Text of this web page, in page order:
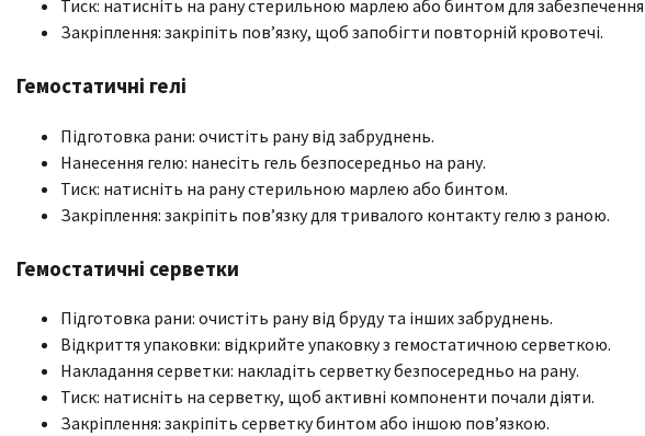
Тиск: натисніть на рану стерильною марлею або бинтом для
Закріплення: закріпіть пов’язку, щоб запобігти повторній кровотечі.
Гемостатичні гелі
Підготовка рани: очистіть рану від забруднень.
Нанесення гелю: нанесіть гель безпосередньо на рану.
Тиск: натисніть на рану стерильною марлею або бинтом.
Закріплення: закріпіть пов’язку для тривалого контакту гелю з раною.
Гемостатичні серветки
Підготовка рани: очистіть рану від бруду та інших забруднень.
Відкриття упаковки: відкрийте упаковку з гемостатичною серветкою.
Накладання серветки: накладіть серветку безпосередньо на рану.
Тиск: натисніть на серветку, щоб активні компоненти почали діяти.
Закріплення: закріпіть серветку бинтом або іншою пов’язкою.